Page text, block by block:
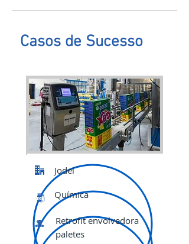
Casos de Sucesso
Jodel
Química
Retrofit envolvedora
paletes